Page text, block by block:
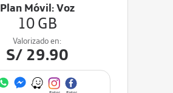
Plan Móvil: Voz
10 GB
Valorizado en:
S/ 29.90